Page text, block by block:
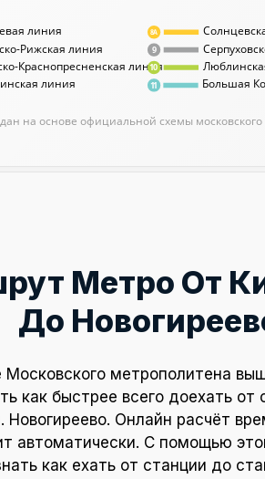
линия
Рижская линия
Краснопресненская линия
линия
на основе официальной схемы
Большая
9
10
8А
11
Метро От
До
Московского метрополитена
как быстрее всего доехать от
Новогиреево. Онлайн расчёт
автоматически. С помощью
как ехать от станции до